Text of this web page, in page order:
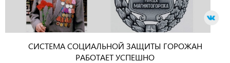
СИСТЕМА СОЦИАЛЬНОЙ ЗАЩИТЫ ГОРОЖАН
РАБОТАЕТ УСПЕШНО